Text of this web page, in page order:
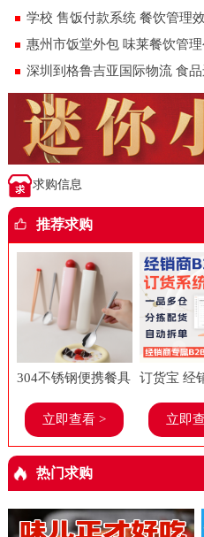
盆菜
学校 售饭付款系统 餐饮管理
深圳到格鲁吉亚国际物流 食
求购信息
推荐求购
304不锈钢便携餐具
套装上班族学生糖
果多巴胺勺子筷子
餐具两件套
立即查看 >
订货宝 经
订货系统
存软件 餐
立即
热门求购